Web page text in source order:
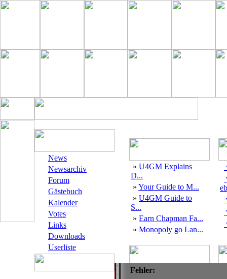
News
Newsarchiv
Forum
Gästebuch
Kalender
Votes
Links
Downloads
Userliste
» U4GM Explains
D...
» Your Guide to M...
» U4GM Guide to
S...
» Earn Chapman Fa...
» Monopoly go Lan...
Fehler: